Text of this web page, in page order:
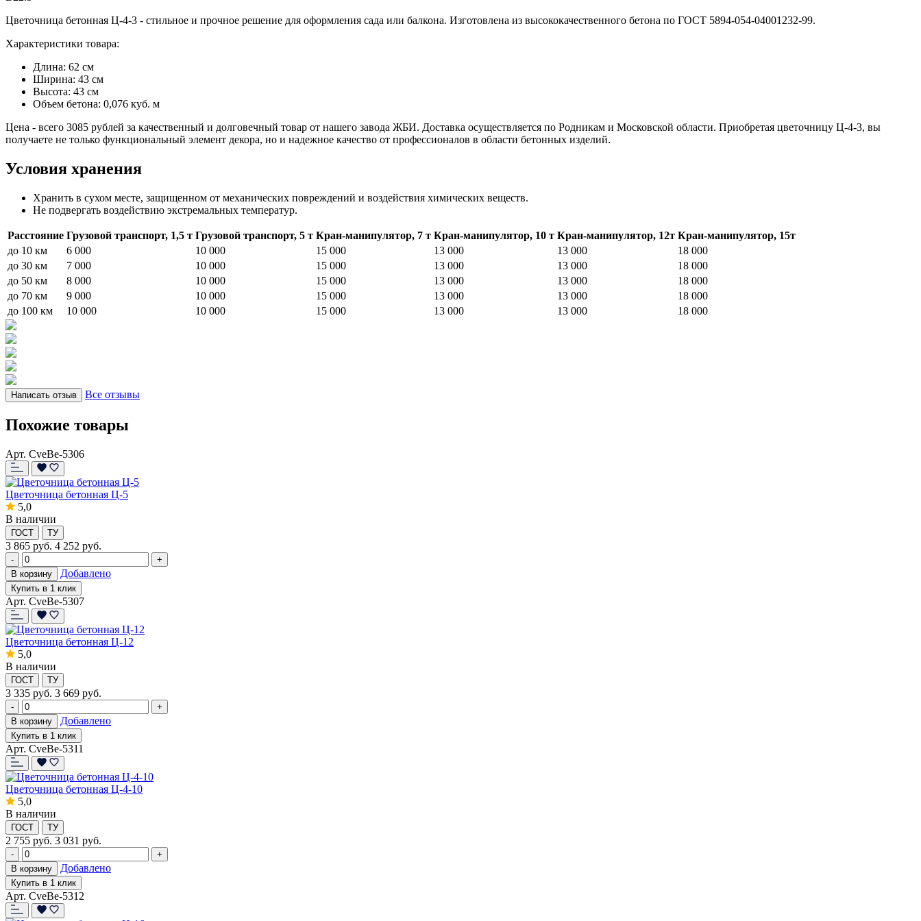
Цветочница бетонная Ц-4-3 - стильное и прочное решение для оформления сада или балкона. Изготовлена из высококачественного бетона по ГОСТ 5894-054-04001232-99.
Характеристики товара:
Длина: 62 см
Ширина: 43 см
Высота: 43 см
Объем бетона: 0,076 куб. м
Цена - всего 3085 рублей за качественный и долговечный товар от нашего завода ЖБИ. Доставка осуществляется по Родникам и Московской области. Приобретая цветочницу Ц-4-3, вы
получаете не только функциональный элемент декора, но и надежное качество от профессионалов в области бетонных изделий.
Условия хранения
Хранить в сухом месте, защищенном от механических повреждений и воздействия химических веществ.
Не подвергать воздействию экстремальных температур.
Расстояние Грузовой транспорт, 1,5 т Грузовой транспорт, 5 т Кран-манипулятор, 7 т Кран-манипулятор, 10 т Кран-манипулятор, 12т Кран-манипулятор, 15т
до 10 км
6 000 10 000 15 000 13 000 13 000
18 000
до 30 км
7 000 10 000 15 000 13 000 13 000
18 000
до 50 км
8 000 10 000 15 000 13 000 13 000
18 000
до 70 км
9 000 10 000 15 000 13 000 13 000
18 000
до 100 км
10 000 10 000 15 000 13 000 13 000 18 000
Написать отзыв Все отзывы
Похожие товары
Арт. CveBe-5306
Цветочница бетонная Ц-5
5,0
В наличии
ГОСТ ТУ
3 865 руб. 4 252 руб.
-
+
В корзину
Добавлено
Купить в 1 клик
Арт. CveBe-5307
Цветочница бетонная Ц-12
5,0
В наличии
ГОСТ ТУ
3 335 руб. 3 669 руб.
-
+
В корзину
Добавлено
Купить в 1 клик
Арт. CveBe-5311
Цветочница бетонная Ц-4-10
5,0
В наличии
ГОСТ ТУ
2 755 руб. 3 031 руб.
-
+
В корзину
Добавлено
Купить в 1 клик
Арт. CveBe-5312